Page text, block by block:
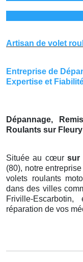
Artisan de volet
Entreprise de
Expertise et
Dépannage,
Roulants sur
Située au cœur sur
(80), notre
volets roulants
dans des villes
Friville-
réparation de vos